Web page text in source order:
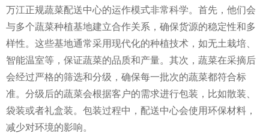
万江正规蔬菜配送中心的运作模式非常科学。首先，他们会
与多个蔬菜种植基地建立合作关系，确保货源的稳定性和多
样性。这些基地通常采用现代化的种植技术，如无土栽培、
智能温室等，保证蔬菜的品质和产量。其次，蔬菜在采摘后
会经过严格的筛选和分级，确保每一批次的蔬菜都符合标
准。分级后的蔬菜会根据客户的需求进行包装，比如散装、
袋装或者礼盒装。包装过程中，配送中心会使用环保材料，
减少对环境的影响。